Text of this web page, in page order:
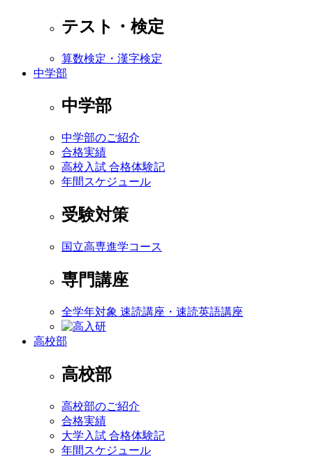
テスト・検定
算数検定・漢字検定
中学部
中学部
中学部のご紹介
合格実績
高校入試 合格体験記
年間スケジュール
受験対策
国立高専進学コース
専門講座
全学年対象 速読講座・速読英語講座
高校部
高校部
高校部のご紹介
合格実績
大学入試 合格体験記
年間スケジュール